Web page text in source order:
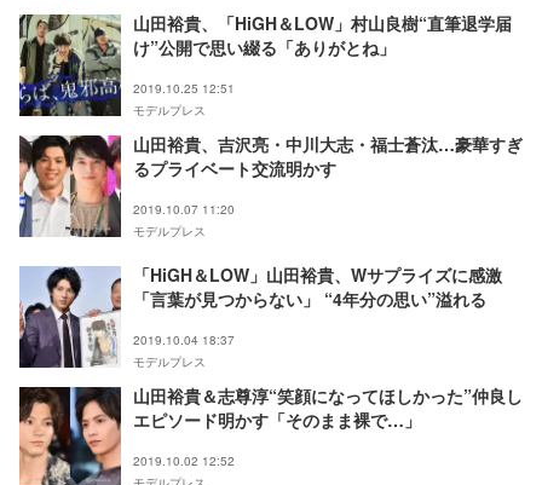
山田裕貴、「HiGH＆LOW」村山良樹“直筆退学届
け”公開で思い綴る「ありがとね」
2019.10.25 12:51
モデルプレス
山田裕貴、吉沢亮・中川大志・福士蒼汰…豪華すぎ
るプライベート交流明かす
2019.10.07 11:20
モデルプレス
「HiGH＆LOW」山田裕貴、Wサプライズに感激
「言葉が見つからない」 “4年分の思い”溢れる
2019.10.04 18:37
モデルプレス
山田裕貴＆志尊淳“笑顔になってほしかった”仲良し
エピソード明かす「そのまま裸で…」
2019.10.02 12:52